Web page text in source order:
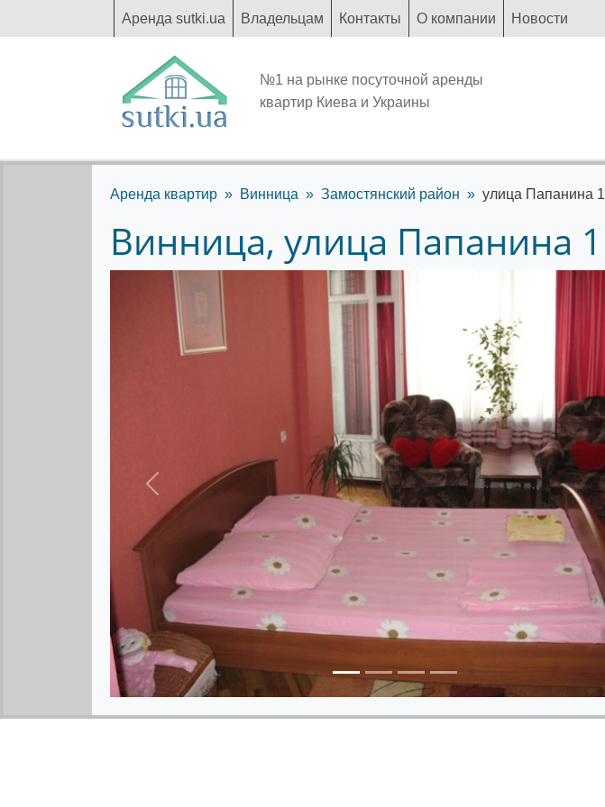
Аренда sutki.ua Владельцам Контакты О компании Новости
№1 на рынке посуточной аренды
квартир Киева и Украины
Аренда квартир Винница Замостянский район улица Папанина 1
Винница, улица Папанина 1
Предыдущее